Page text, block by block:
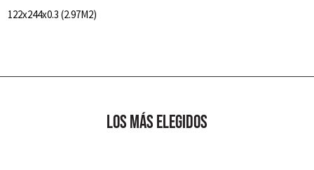
122x244x0.3 (2.97M2)
los más elegidos